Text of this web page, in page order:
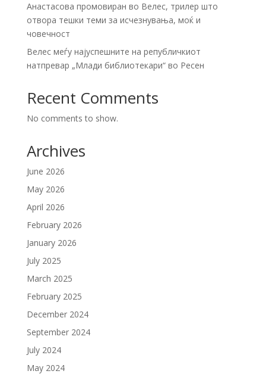
Анастасова промовиран во Велес, трилер што
отвора тешки теми за исчезнувања, моќ и
човечност
Велес меѓу најуспешните на републичкиот
натпревар „Млади библиотекари“ во Ресен
Recent Comments
No comments to show.
Archives
June 2026
May 2026
April 2026
February 2026
January 2026
July 2025
March 2025
February 2025
December 2024
September 2024
July 2024
May 2024